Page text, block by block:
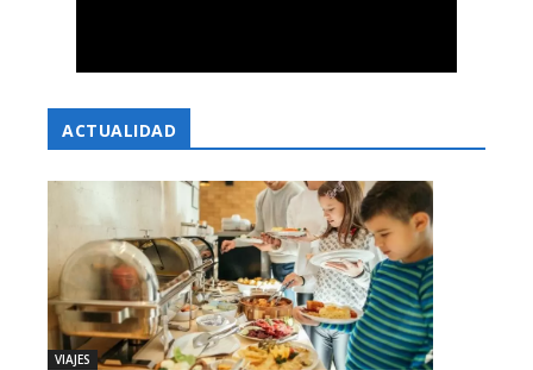
ACTUALIDAD
VIAJES